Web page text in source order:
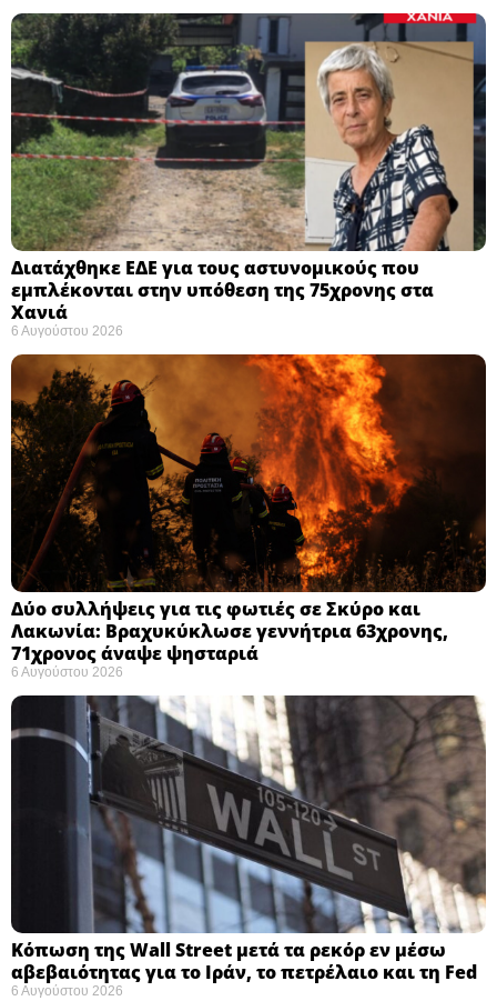
Διατάχθηκε ΕΔΕ για τους αστυνομικούς που
εμπλέκονται στην υπόθεση της 75χρονης στα
Χανιά
6 Αυγούστου 2026
Δύο συλλήψεις για τις φωτιές σε Σκύρο και
Λακωνία: Βραχυκύκλωσε γεννήτρια 63χρονης,
71χρονος άναψε ψησταριά
6 Αυγούστου 2026
Κόπωση της Wall Street μετά τα ρεκόρ εν μέσω
αβεβαιότητας για το Ιράν, το πετρέλαιο και τη Fed
6 Αυγούστου 2026